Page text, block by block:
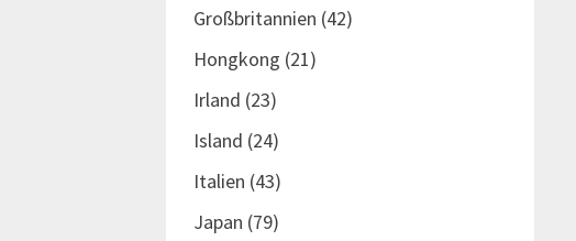
Großbritannien (42)
Hongkong (21)
Irland (23)
Island (24)
Italien (43)
Japan (79)